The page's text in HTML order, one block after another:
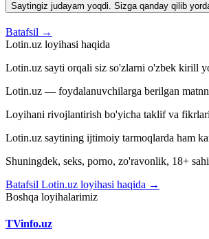
Saytingiz judayam yoqdi. Sizga qanday qilib
Batafsil →
Lotin.uz loyihasi haqida
Lotin.uz sayti orqali siz so'zlarni o'zbek kirill
Lotin.uz — foydalanuvchilarga berilgan
Loyihani rivojlantirish bo'yicha taklif va
Lotin.uz saytining ijtimoiy tarmoqlarda ham
Shuningdek, seks, porno, zo'ravonlik, 18+
Batafsil Lotin.uz loyihasi haqida →
Boshqa loyihalarimiz
TVinfo.uz